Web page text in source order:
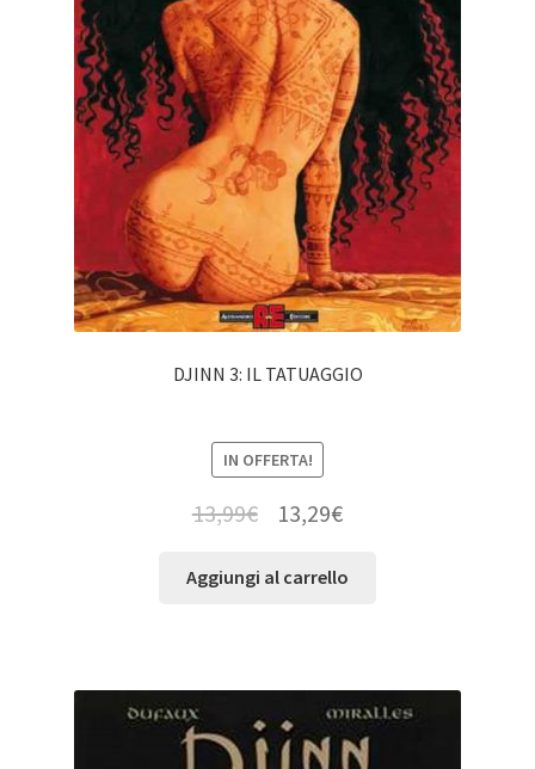
DJINN 3: IL TATUAGGIO
IN OFFERTA!
13,99€ 13,29€
Aggiungi al carrello